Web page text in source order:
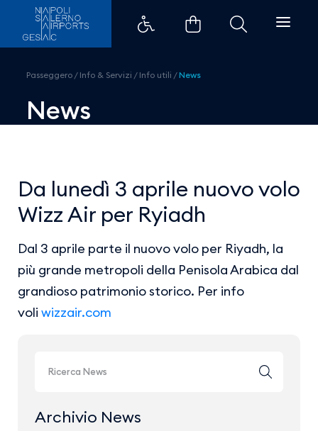
Da lunedì 3 aprile nuovo volo
Passeggero / Info & Servizi / Info utili /News
News
Da lunedì 3 aprile nuovo volo
Wizz Air per Ryiadh
Dal 3 aprile parte il nuovo volo per Riyadh, la
più grande metropoli della Penisola Arabica dal
grandioso patrimonio storico. Per info
voli wizzair.com
Archivio News